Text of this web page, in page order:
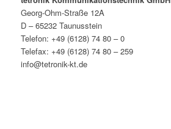
Georg-Ohm-Straße 12A
D – 65232 Taunusstein
Telefon: +49 (6128) 74 80 – 0
Telefax: +49 (6128) 74 80 – 259
info@tetronik-kt.de